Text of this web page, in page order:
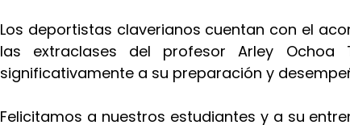
Los deportistas claverianos cuentan con el
las extraclases del profesor Arley Ochoa
significativamente a su preparación y
Felicitamos a nuestros estudiantes y a su